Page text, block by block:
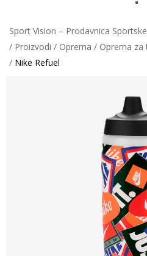
Sport Vision – Prodavnica
Proizvodi
Oprema Oprema za
Nike Refuel